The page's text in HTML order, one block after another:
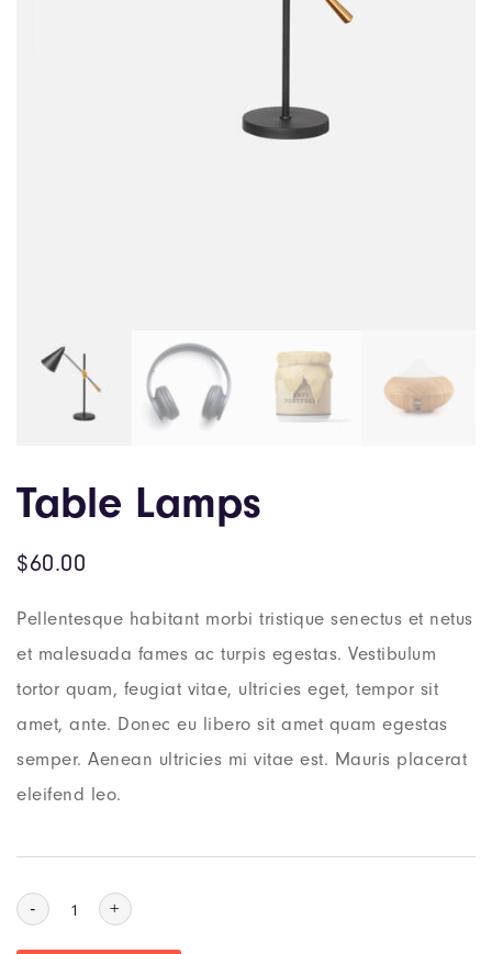
Table Lamps
$60.00
Pellentesque habitant morbi tristique senectus et netus
et malesuada fames ac turpis egestas. Vestibulum
tortor quam, feugiat vitae, ultricies eget, tempor sit
amet, ante. Donec eu libero sit amet quam egestas
semper. Aenean ultricies mi vitae est. Mauris placerat
eleifend leo.
- +